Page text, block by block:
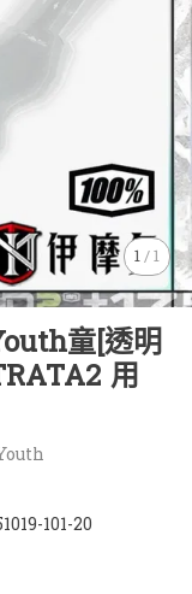
1/1
童[透明
用
101-20